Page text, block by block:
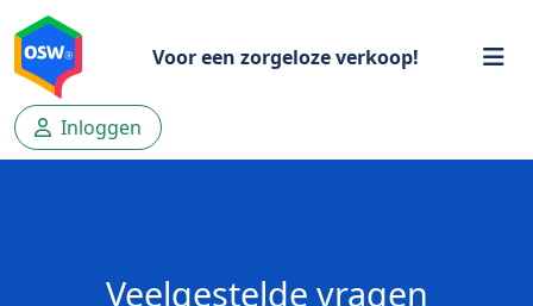
Voor een zorgeloze verkoop!
Inloggen
Veelgestelde vragen